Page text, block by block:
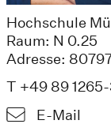
Hochschule
Raum: N 0.25
Adresse:
T +49 89 1265-
E-Mail